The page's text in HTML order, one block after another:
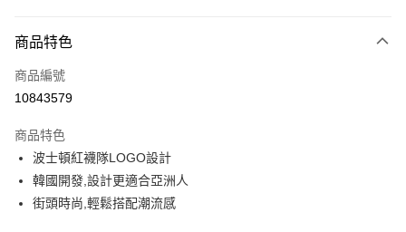
信用卡一次付款
超商取貨付款
Apple Pay
街口支付
商品特色
商品編號
10843579
商品特色
波士頓紅襪隊LOGO設計
韓國開發,設計更適合亞洲人
街頭時尚,輕鬆搭配潮流感